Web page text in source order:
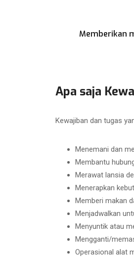
Memberikan
Apa saja
Kewajiban dan tugas
Menemani dan
Membantu
Merawat lansia
Menerapkan
Memberi makan
Menjadwalkan
Menyuntik atau
Mengganti/
Operasional alat